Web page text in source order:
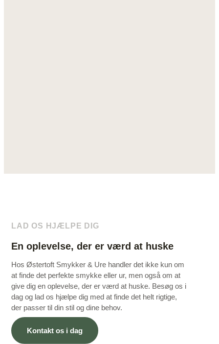
LAD OS HJÆLPE DIG
En oplevelse, der er værd at huske
Hos Østertoft Smykker & Ure handler det ikke kun om
at finde det perfekte smykke eller ur, men også om at
give dig en oplevelse, der er værd at huske. Besøg os i
dag og lad os hjælpe dig med at finde det helt rigtige,
der passer til din stil og dine behov.
Kontakt os i dag